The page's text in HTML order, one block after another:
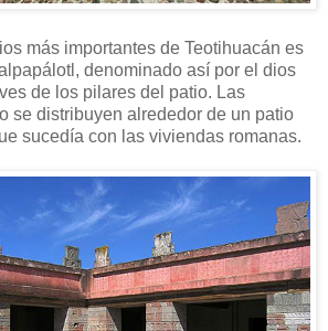
más importantes de Teotihuacán es
denominado así por el dios
de los pilares del patio. Las
se distribuyen alrededor de un patio
sucedía con las viviendas romanas.